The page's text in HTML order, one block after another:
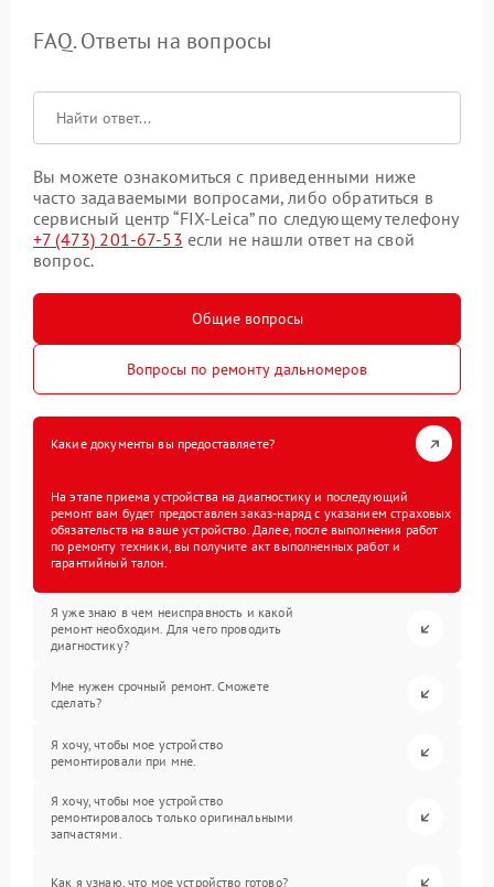
FAQ. Ответы на вопросы
Вы можете ознакомиться с приведенными ниже
часто задаваемыми вопросами, либо обратиться в
сервисный центр “FIX-Leica” по следующему телефону
+7 (473) 201-67-53 если не нашли ответ на свой
вопрос.
Общие вопросы
Вопросы по ремонту дальномеров
Какие документы вы предоставляете?
На этапе приема устройства на диагностику и последующий
ремонт вам будет предоставлен заказ-наряд с указанием страховых
обязательств на ваше устройство. Далее, после выполнения работ
по ремонту техники, вы получите акт выполненных работ и
гарантийный талон.
Я уже знаю в чем неисправность и какой
ремонт необходим. Для чего проводить
диагностику?
Мне нужен срочный ремонт. Сможете
сделать?
Я хочу, чтобы мое устройство
ремонтировали при мне.
Я хочу, чтобы мое устройство
ремонтировалось только оригинальными
запчастями.
Как я узнаю, что мое устройство готово?